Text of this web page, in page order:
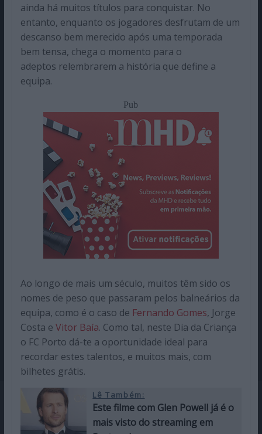
ainda há muitos títulos para conquistar. No
entanto, enquanto os jogadores desfrutam de um
descanso bem merecido após uma temporada
bem tensa, chega o momento para o
adeptos relembrarem a história que define a
equipa.
Pub
Ao longo de mais um século, muitos têm sido os
nomes de peso que passaram pelos balneários da
equipa, como é o caso de Fernando Gomes, Jorge
Costa e Vitor Baía. Como tal, neste Dia da Criança
o FC Porto dá-te a oportunidade ideal para
recordar estes talentos, e muitos mais, com
bilhetes grátis.
Lê Também:
Este filme com Glen Powell já é o
mais visto do streaming em